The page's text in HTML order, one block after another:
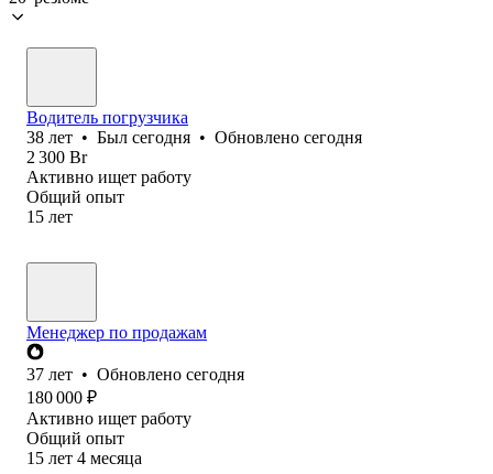
Водитель погрузчика
38 лет • Был сегодня • Обновлено сегодня
2 300 Br
Активно ищет работу
Общий опыт
15 лет
Менеджер по продажам
37 лет • Обновлено сегодня
180 000 ₽
Активно ищет работу
Общий опыт
15 лет 4 месяца